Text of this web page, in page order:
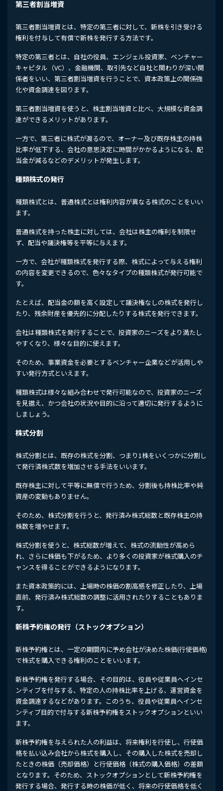
第三者割当増資
第三者割当増資とは、特定の第三者に対して、新株を引き受ける
権利を付与して有償で新株を発行する方法です。
特定の第三者とは、自社の役員、エンジェル投資家、ベンチャー
キャピタル（VC）、金融機関、取引先など自社と関わりが深い関
係者をいい、第三者割当増資を行うことで、資本政策上の関係強
化や資金調達を図ります。
第三者割当増資を使うと、株主割当増資と比べ、大規模な資金調
達ができるメリットがあります。
一方で、第三者に株式が渡るので、オーナー及び既存株主の持株
比率が低下する、会社の意思決定に時間がかかるようになる、配
当金が減るなどのデメリットが発生します。
種類株式の発行
種類株式とは、普通株式とは権利内容が異なる株式のことをいい
ます。
普通株式を持った株主に対しては、会社は株主の権利を制限せ
ず、配当や議決権等を平等に与えます。
一方で、会社が種類株式を発行する際、株式によって与える権利
の内容を変更できるので、色々なタイプの種類株式が発行可能で
す。
たとえば、配当金の額を高く設定して議決権なしの株式を発行し
たり、残余財産を優先的に分配したりする株式を発行できます。
会社は種類株式を発行することで、投資家のニーズをより満たし
やすくなり、様々な目的に使えます。
そのため、事業資金を必要とするベンチャー企業などが活用しや
すい発行方式といえます。
種類株式は様々な組み合わせで発行可能なので、投資家のニーズ
を見据え、かつ会社の状況や目的に沿って適切に発行するように
しましょう。
株式分割
株式分割とは、既存の株式を分割、つまり1株をいくつかに分割し
て発行済株式数を増加させる手法をいいます。
既存株主に対して平等に無償で行うため、分割後も持株比率や純
資産の変動もありません。
そのため、株式分割を行うと、発行済み株式総数と既存株主の持
株数を増やせます。
株式分割を使うと、株式総数が増えて、株式の流動性が高めら
れ、さらに株価も下がるため、より多くの投資家が株式購入のチ
ャンスを得ることができるようになります。
また資本政策的には、上場時の株価の割高感を修正したり、上場
直前、発行済み株式総数の調整に活用されたりすることもありま
す。
新株予約権の発行（ストックオプション）
新株予約権とは、一定の期間内に予め会社が決めた株価(行使価格)
で株式を購入できる権利のことをいいます。
新株予約権を発行する場合、その目的は、役員や従業員へインセ
ンティブを付与する、特定の人の持株比率を上げる、運営資金を
資金調達するなどがあります。このうち、役員や従業員へインセ
ンティブ目的で付与する新株予約権をストックオプションといい
ます。
新株予約権を与えられた人の利益は、将来権利を行使し、行使価
格を払い込み会社から株式を購入し、その購入した株式を売却し
たときの株価（売却価格）と行使価格（株式の購入価格）の差額
となります。そのため、ストックオプションとして新株予約権を
発行する場合、発行する時の株価が低く、将来の行使価格を低く